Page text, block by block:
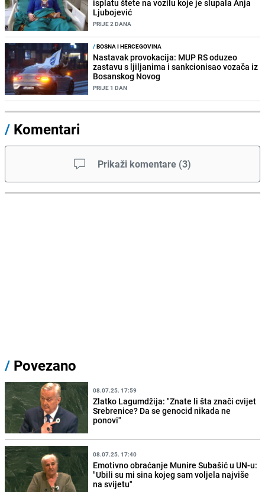
isplatu štete na vozilu koje je slupala Anja
Ljubojević
PRIJE 2 DANA
/BOSNA I HERCEGOVINA
Nastavak provokacija: MUP RS oduzeo
zastavu s ljiljanima i sankcionisao vozača iz
Bosanskog Novog
PRIJE 1 DAN
/ Komentari
Prikaži komentare (3)
/ Povezano
08.07.25. 17:59
Zlatko Lagumdžija: "Znate li šta znači cvijet
Srebrenice? Da se genocid nikada ne
ponovi"
08.07.25. 17:40
Emotivno obraćanje Munire Subašić u UN-u:
"Ubili su mi sina kojeg sam voljela najviše
na svijetu"